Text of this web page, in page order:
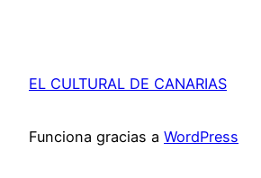
EL CULTURAL DE CANARIAS
Funciona gracias a WordPress